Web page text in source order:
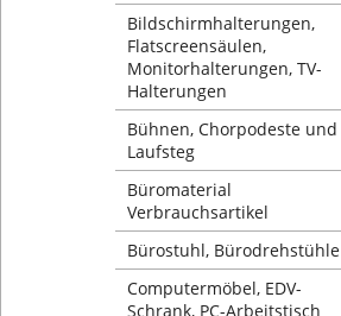
Bildschirmhalterungen,
Flatscreensäulen,
Monitorhalterungen, TV-
Halterungen
Bühnen, Chorpodeste und
Laufsteg
Büromaterial
Verbrauchsartikel
Bürostuhl, Bürodrehstühle
Computermöbel, EDV-
Schrank, PC-Arbeitstisch